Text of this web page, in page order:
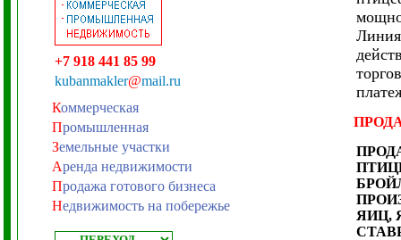
+7 918 441 85 99
kubanmakler@mail.ru
Коммерческая
Промышленная
Земельные участки
Аренда недвижимости
Продажа готового бизнеса
Недвижимость на побережье
ЯИЦ,